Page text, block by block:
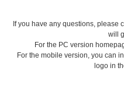
If you have any questions, please
will
For the PC version
For the mobile version, you can
logo in